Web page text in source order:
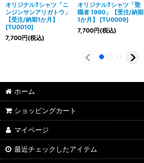
オリジナルTシャツ「ニ
ンジンサンアリガトウ」
【受注/納期1か月】
[TU0010]
7,700円(税込)
オリジナルTシャツ「聖
職者 1990」【受注/納期
1か月】
[TU0009]
7,700円(税込)
ホーム
ショッピングカート
マイページ
最近チェックしたアイテム